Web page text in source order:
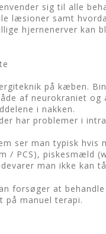
sig til alle
læsioner samt
hjernenerver kan
på kæben.
af neurokraniet og
i nakken.
har problemer i
ser man typisk hvis
/ PCS), piskesmæld
man ikke kan
forsøger at behandle
på manuel terapi.